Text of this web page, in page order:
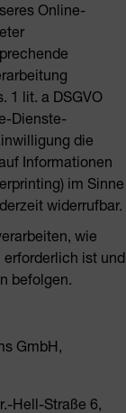
Online-
1 lit. a DSGVO
Dienste-
die
Informationen
im Sinne
widerrufbar.
wie
ist und
befolgen.
GmbH,
Hell-Straße 6,